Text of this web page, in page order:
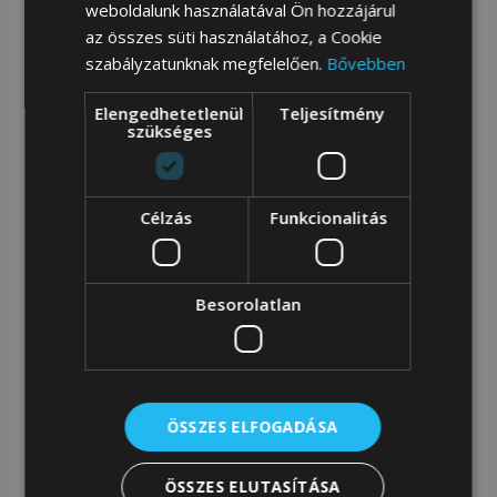
Hosszú, állítható pánt akár 140 cm-ig
Klasszikusan a vállon hordathatod, vagy kényelmesen
kereszttestű futártáskaként.
Városi, modern tervezés
A lekerekített forma, az egyszerű vonalak és az
elegáns részletek friss, minimalista hangulatot
kölcsönöznek a táskának.
Városi minimalizmus és teljes szervezett
weboldalunk használatával Ön hozzájárul
az összes süti használatához, a Cookie
szabályzatunknak megfelelően. Bővebben
Elengedhetetlenül
szükséges
Teljesítmény
Célzás Funkcionalitás
Besorolatlan
ÖSSZES ELFOGADÁSA
ÖSSZES ELUTASÍTÁSA